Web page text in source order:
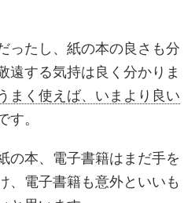
ったし、紙の本の良さも分
遠する気持は良く分かりま
まく使えば、いまより良い
す。
の本、電子書籍はまだ手を
、電子書籍も意外といいも